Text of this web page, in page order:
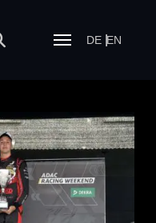
DE EN